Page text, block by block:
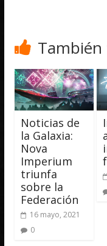
Noticias de
la Galaxia:
Nova
Imperium
triunfa
sobre la
Federación
16 mayo, 2021
0